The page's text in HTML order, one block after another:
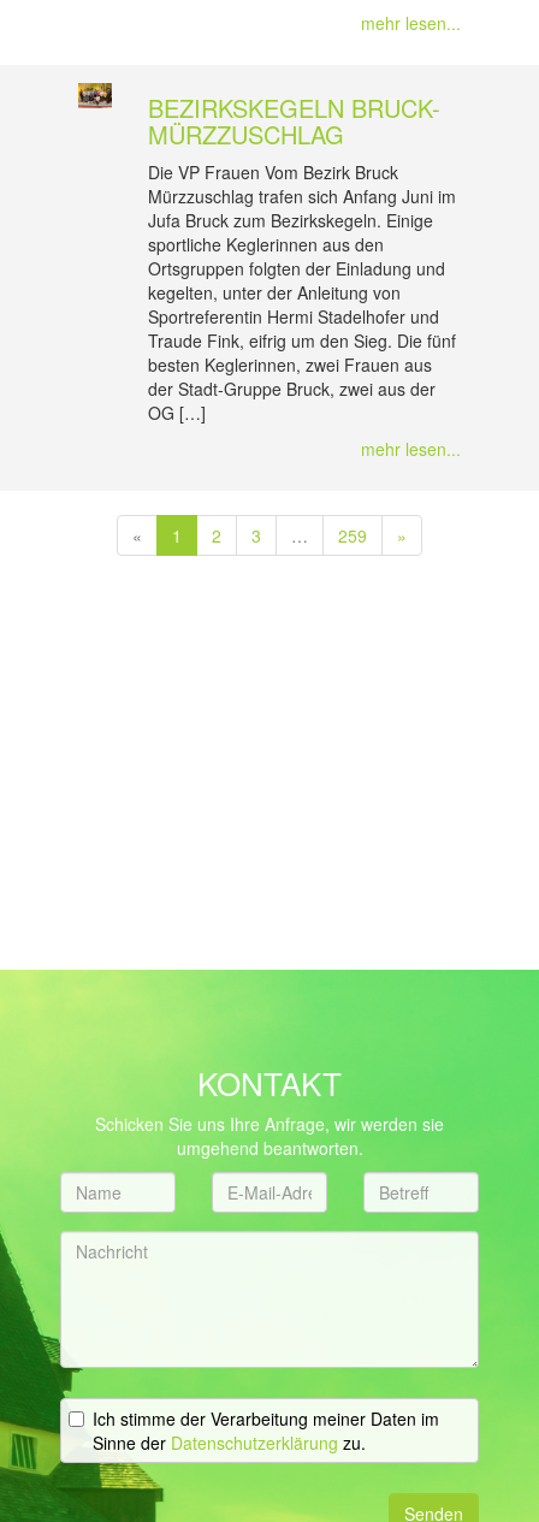
mehr lesen...
BEZIRKSKEGELN BRUCK-
MÜRZZUSCHLAG
Die VP Frauen Vom Bezirk Bruck
Mürzzuschlag trafen sich Anfang Juni im
Jufa Bruck zum Bezirkskegeln. Einige
sportliche Keglerinnen aus den
Ortsgruppen folgten der Einladung und
kegelten, unter der Anleitung von
Sportreferentin Hermi Stadelhofer und
Traude Fink, eifrig um den Sieg. Die fünf
besten Keglerinnen, zwei Frauen aus
der Stadt-Gruppe Bruck, zwei aus der
OG […]
mehr lesen...
« 1 2 3 … 259 »
KONTAKT
Schicken Sie uns Ihre Anfrage, wir werden sie
umgehend beantworten.
Ich stimme der Verarbeitung meiner Daten im
Sinne der Datenschutzerklärung zu.
Senden